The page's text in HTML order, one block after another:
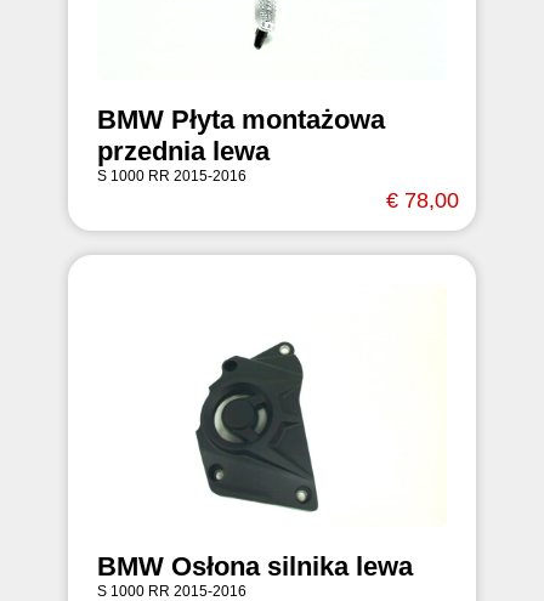
BMW Płyta montażowa
przednia lewa
S 1000 RR 2015-2016
€ 78,00
BMW Osłona silnika lewa
S 1000 RR 2015-2016